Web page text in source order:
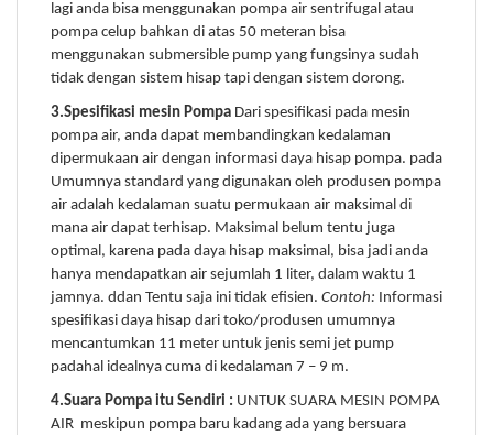
lagi anda bisa menggunakan pompa air sentrifugal atau
pompa celup bahkan di atas 50 meteran bisa
menggunakan submersible pump yang fungsinya sudah
tidak dengan sistem hisap tapi dengan sistem dorong.
3.Spesifikasi mesin Pompa Dari spesifikasi pada mesin
pompa air, anda dapat membandingkan kedalaman
dipermukaan air dengan informasi daya hisap pompa. pada
Umumnya standard yang digunakan oleh produsen pompa
air adalah kedalaman suatu permukaan air maksimal di
mana air dapat terhisap. Maksimal belum tentu juga
optimal, karena pada daya hisap maksimal, bisa jadi anda
hanya mendapatkan air sejumlah 1 liter, dalam waktu 1
jamnya. ddan Tentu saja ini tidak efisien. Contoh: Informasi
spesifikasi daya hisap dari toko/produsen umumnya
mencantumkan 11 meter untuk jenis semi jet pump
padahal idealnya cuma di kedalaman 7 – 9 m.
4.Suara Pompa itu Sendiri : UNTUK SUARA MESIN POMPA
AIR meskipun pompa baru kadang ada yang bersuara